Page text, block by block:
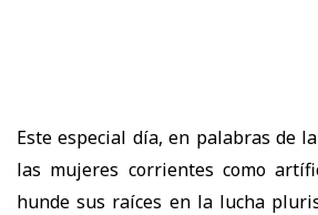
Este especial día, en palabras de
las mujeres corrientes como
hunde sus raíces en la lucha